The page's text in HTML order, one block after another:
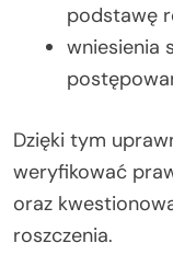
podstawę
wniesienia
Dzięki tym
weryfikować
oraz
roszczenia.